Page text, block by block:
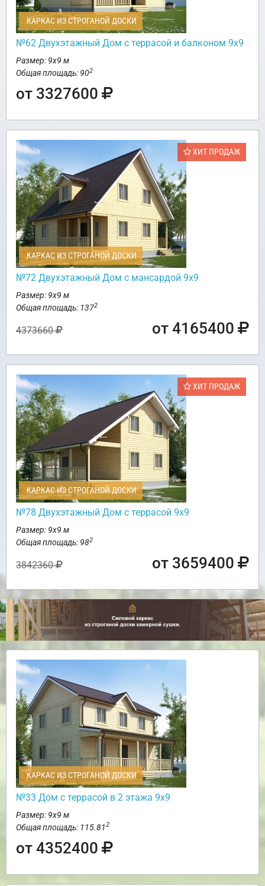
КАРКАС ИЗ СТРОГАНОЙ ДОСКИ
№62 Двухэтажный Дом с террасой и балконом 9х9
Размер: 9х9 м
Общая площадь: 902
от 3327600
ХИТ ПРОДАЖ
КАРКАС ИЗ СТРОГАНОЙ ДОСКИ
№72 Двухэтажный Дом с мансардой 9х9
Размер: 9х9 м
Общая площадь: 1372
4373660 от 4165400
ХИТ ПРОДАЖ
КАРКАС ИЗ СТРОГАНОЙ ДОСКИ
№78 Двухэтажный Дом с террасой 9х9
Размер: 9х9 м
Общая площадь: 982
3842360 от 3659400
КАРКАС ИЗ СТРОГАНОЙ ДОСКИ
№33 Дом с террасой в 2 этажа 9х9
Размер: 9х9 м
Общая площадь: 115.812
от 4352400